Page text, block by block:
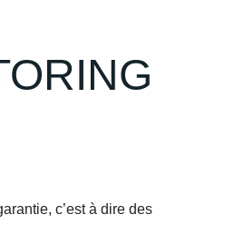
c’est à dire des